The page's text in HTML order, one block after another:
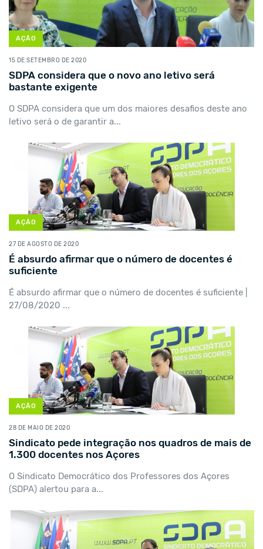
AÇÃO
15 DE SETEMBRO DE 2020
SDPA considera que o novo ano letivo será
bastante exigente
O SDPA considera que um dos maiores desafios deste ano
letivo será o de garantir a...
AÇÃO
27 DE AGOSTO DE 2020
É absurdo afirmar que o número de docentes é
suficiente
É absurdo afirmar que o número de docentes é suficiente |
27/08/2020 ...
AÇÃO
28 DE MAIO DE 2020
Sindicato pede integração nos quadros de mais de
1.300 docentes nos Açores
O Sindicato Democrático dos Professores dos Açores
(SDPA) alertou para a...